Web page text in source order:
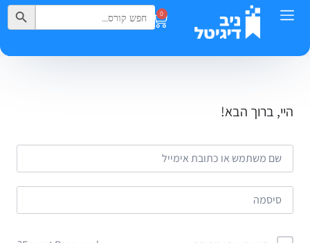
0
Search
for:
Search Button
היי, ברוך הבא!